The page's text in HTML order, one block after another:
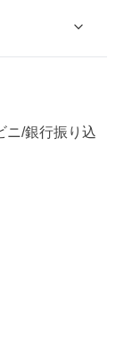
ニ/銀行振り込